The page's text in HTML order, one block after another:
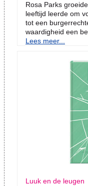
Rosa Parks
leeftijd leerde om
tot een
waardigheid een
Lees meer...
Luuk en de leugen